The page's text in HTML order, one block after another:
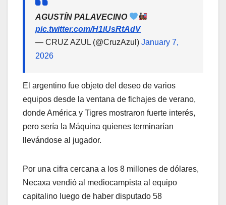
AGUSTÍN PALAVECINO
pic.twitter.com/H1iUsRtAdV
— CRUZ AZUL (@CruzAzul) January 7,
2026
El argentino fue objeto del deseo de varios
equipos desde la ventana de fichajes de verano,
donde América y Tigres mostraron fuerte interés,
pero sería la Máquina quienes terminarían
llevándose al jugador.
Por una cifra cercana a los 8 millones de dólares,
Necaxa vendió al mediocampista al equipo
capitalino luego de haber disputado 58